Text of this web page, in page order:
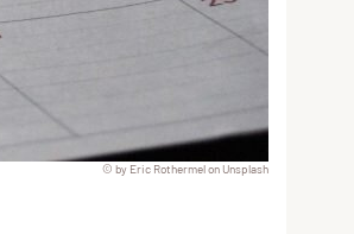
© by Eric Rothermel on Unsplash